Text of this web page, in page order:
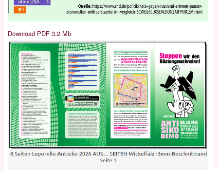
Download PDF 3.2 Mb